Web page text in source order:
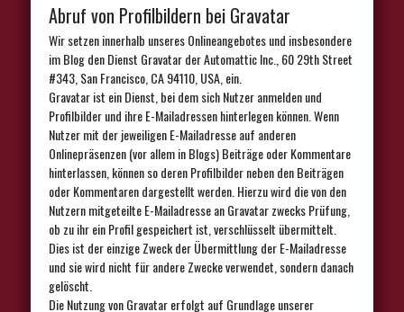
Abruf von Profilbildern bei Gravatar
Wir setzen innerhalb unseres Onlineangebotes und insbesondere
im Blog den Dienst Gravatar der Automattic Inc., 60 29th Street
#343, San Francisco, CA 94110, USA, ein.
Gravatar ist ein Dienst, bei dem sich Nutzer anmelden und
Profilbilder und ihre E-Mailadressen hinterlegen können. Wenn
Nutzer mit der jeweiligen E-Mailadresse auf anderen
Onlinepräsenzen (vor allem in Blogs) Beiträge oder Kommentare
hinterlassen, können so deren Profilbilder neben den Beiträgen
oder Kommentaren dargestellt werden. Hierzu wird die von den
Nutzern mitgeteilte E-Mailadresse an Gravatar zwecks Prüfung,
ob zu ihr ein Profil gespeichert ist, verschlüsselt übermittelt.
Dies ist der einzige Zweck der Übermittlung der E-Mailadresse
und sie wird nicht für andere Zwecke verwendet, sondern danach
gelöscht.
Die Nutzung von Gravatar erfolgt auf Grundlage unserer